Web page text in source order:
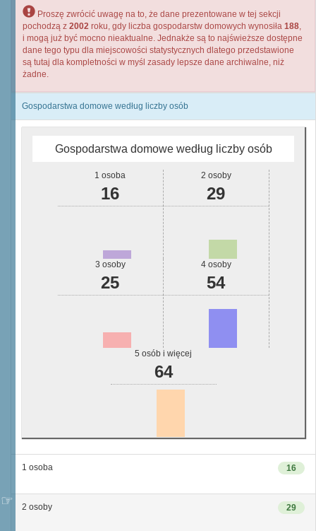
Proszę zwrócić uwagę na to, że dane prezentowane w tej sekcji
pochodzą z 2002 roku, gdy liczba gospodarstw domowych wynosiła 188,
i mogą już być mocno nieaktualne. Jednakże są to najświeższe dostępne
dane tego typu dla miejscowości statystycznych dlatego przedstawione
są tutaj dla kompletności w myśl zasady lepsze dane archiwalne, niż
żadne.
Gospodarstwa domowe według liczby osób
Gospodarstwa domowe według liczby osób
1 osoba
16
2 osoby
29
3 osoby
25
4 osoby
54
5 osób i więcej
64
16
1 osoba
29
2 osoby